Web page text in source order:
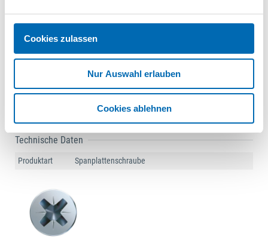
Cookies zulassen
Nur Auswahl erlauben
Cookies ablehnen
Senkkopf
St.
Technische Daten
Produktart Spanplattenschraube